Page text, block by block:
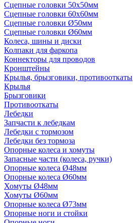
Сцепные головки 50x50мм
Сцепные головки 60x60мм
Сцепные головки Ø50мм
Сцепные головки Ø60мм
Колеса, шины и диски
Колпаки для фаркопа
Коннекторы для проводов
Кронштейны
Крылья, брызговики, противооткаты
Крылья
Брызговики
Противооткаты
Лебедки
Запчасти к лебедкам
Лебедки с тормозом
Лебедки без тормоза
Опорные колеса и хомуты
Запасные части (колеса, ручки)
Опорные колеса Ø48мм
Опорные колеса Ø60мм
Хомуты Ø48мм
Хомуты Ø60мм
Опорные колеса Ø73мм
Опорные ноги и стойки